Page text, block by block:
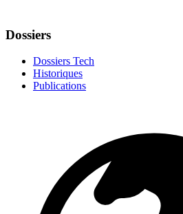
Dossiers
Dossiers Tech
Historiques
Publications